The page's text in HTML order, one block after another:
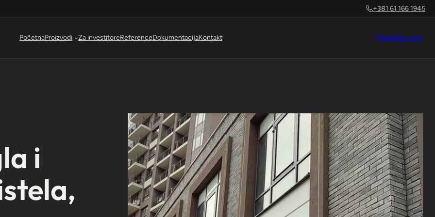
+381 61 166 1945
PočetnaProizvodi Za investitoreReferenceDokumentacijaKontakt Pošaljite upit
i